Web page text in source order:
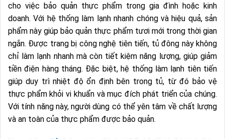
cho việc bảo quản thực phẩm trong gia đình hoặc kinh
doanh. Với hệ thống làm lạnh nhanh chóng và hiệu quả, sản
phẩm này giúp bảo quản thực phẩm tươi mới trong thời gian
ngắn. Được trang bị công nghệ tiên tiến, tủ đông này không
chỉ làm lạnh nhanh mà còn tiết kiệm năng lượng, giúp giảm
tiền điện hàng tháng. Đặc biệt, hệ thống làm lạnh tiên tiến
giúp duy trì nhiệt độ ổn định bên trong tủ, từ đó bảo vệ
thực phẩm khỏi vi khuẩn và mục đích phát triển của chúng.
Với tính năng này, người dùng có thể yên tâm về chất lượng
và an toàn của thực phẩm được bảo quản.